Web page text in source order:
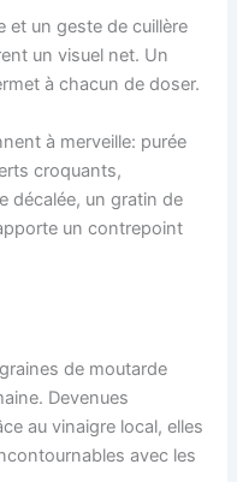
et un geste de cuillère
un visuel net. Un
à chacun de doser.
à merveille: purée
croquants,
décalée, un gratin de
un contrepoint
de moutarde
Devenues
au vinaigre local, elles
avec les